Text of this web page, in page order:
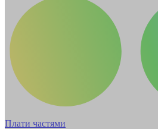
Плати частями